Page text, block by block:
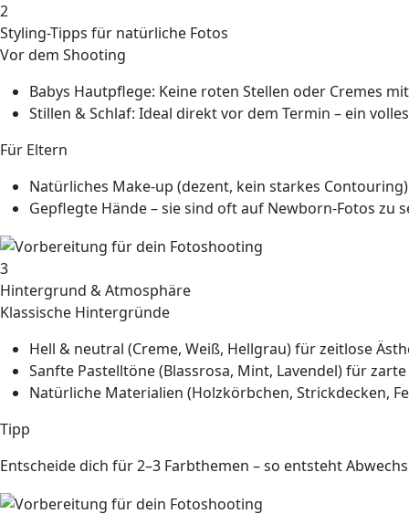
2
Styling-Tipps für natürliche Fotos
Vor dem Shooting
Babys Hautpflege: Keine roten Stellen oder Cremes
Stillen & Schlaf: Ideal direkt vor dem Termin – ein
Für Eltern
Natürliches Make-up (dezent, kein starkes Contouring)
Gepflegte Hände– sie sind oft auf Newborn-Fotos zu
3
Hintergrund & Atmosphäre
Klassische Hintergründe
Hell & neutral (Creme, Weiß, Hellgrau) für zeitlose
Sanfte Pastelltöne(Blassrosa, Mint, Lavendel) für
Natürliche Materialien (Holzkörbchen, Strickdecken,
Tipp
Entscheide dich für2–3 Farbthemen – so entsteht